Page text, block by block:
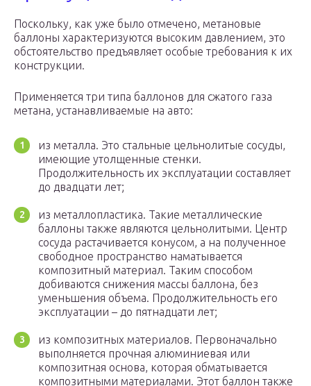
Поскольку, как уже было отмечено, метановые
баллоны характеризуются высоким давлением, это
обстоятельство предъявляет особые требования к их
конструкции.
Применяется три типа баллонов для сжатого газа
метана, устанавливаемые на авто:
из металла. Это стальные цельнолитые сосуды,
имеющие утолщенные стенки.
Продолжительность их эксплуатации составляет
до двадцати лет;
из металлопластика. Такие металлические
баллоны также являются цельнолитыми. Центр
сосуда растачивается конусом, а на полученное
свободное пространство наматывается
композитный материал. Таким способом
добиваются снижения массы баллона, без
уменьшения объема. Продолжительность его
эксплуатации – до пятнадцати лет;
из композитных материалов. Первоначально
выполняется прочная алюминиевая или
композитная основа, которая обматывается
композитными материалами. Этот баллон также